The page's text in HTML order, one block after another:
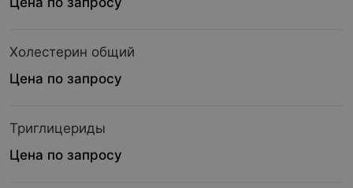
Холестерин общий
Цена по запросу
Триглицериды
Цена по запросу